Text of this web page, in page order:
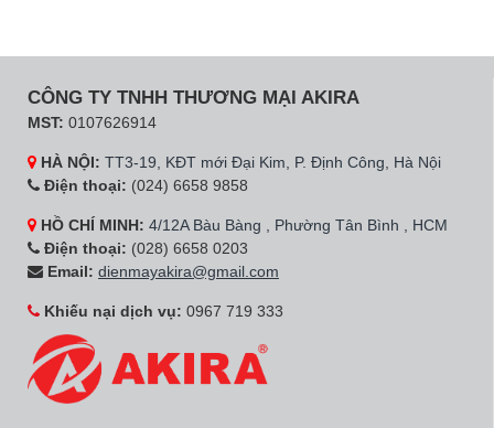
CÔNG TY TNHH THƯƠNG MẠI AKIRA
MST: 0107626914
HÀ NỘI: TT3-19, KĐT mới Đại Kim, P. Định Công, Hà Nội
Điện thoại: (024) 6658 9858
HỒ CHÍ MINH: 4/12A Bàu Bàng , Phường Tân Bình , HCM
Điện thoại: (028) 6658 0203
Email: dienmayakira@gmail.com
Khiếu nại dịch vụ: 0967 719 333